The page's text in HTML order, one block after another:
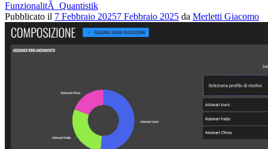
FunzionalitÃ Quantistik
Pubblicato il 7 Febbraio 20257 Febbraio 2025 da Merletti Giacomo